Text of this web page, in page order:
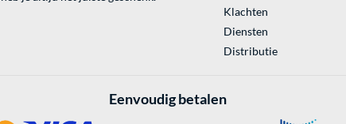
Klachten
Diensten
Distributie
Eenvoudig betalen